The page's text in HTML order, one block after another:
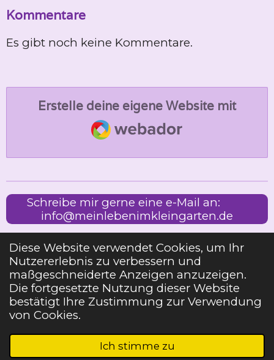
Diese Website verwendet Cookies, um Ihr
Nutzererlebnis zu verbessern und
maßgeschneiderte Anzeigen anzuzeigen.
Die fortgesetzte Nutzung dieser Website
bestätigt Ihre Zustimmung zur Verwendung
von Cookies.
Ich stimme zu
Kommentare
Es gibt noch keine Kommentare.
Erstelle deine eigene Website mit
Webador
Schreibe mir gerne eine e-Mail an:
info@meinlebenimkleingarten.de
Impressum
Teilen Teilen
2023 MEIN LEBEN IM KLEINGARTEN
Webador